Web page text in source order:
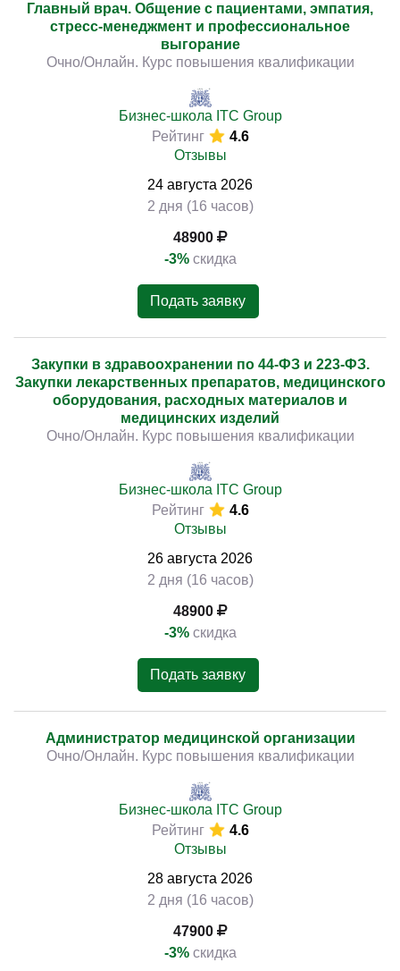
Главный врач. Общение с пациентами, эмпатия,
стресс-менеджмент и профессиональное
выгорание
Очно/Онлайн. Курс повышения квалификации
Бизнес-школа ITC Group
Рейтинг
4.6
Отзывы
24 августа 2026
2 дня (16 часов)
48900
-3% скидка
Подать заявку
Закупки в здравоохранении по 44-ФЗ и 223-ФЗ.
Закупки лекарственных препаратов, медицинского
оборудования, расходных материалов и
медицинских изделий
Очно/Онлайн. Курс повышения квалификации
Бизнес-школа ITC Group
Рейтинг
4.6
Отзывы
26 августа 2026
2 дня (16 часов)
48900
-3% скидка
Подать заявку
Администратор медицинской организации
Очно/Онлайн. Курс повышения квалификации
Бизнес-школа ITC Group
Рейтинг
4.6
Отзывы
28 августа 2026
2 дня (16 часов)
47900
-3% скидка